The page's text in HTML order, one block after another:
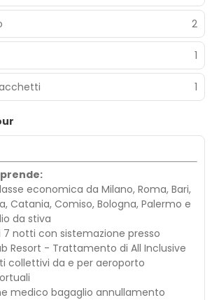
2
1
1
economica da Milano, Roma, Bari,
Catania, Comiso, Bologna, Palermo e
da stiva
7 notti con sistemazione presso
Resort - Trattamento di All Inclusive
collettivi da e per aeroporto
medico bagaglio annullamento